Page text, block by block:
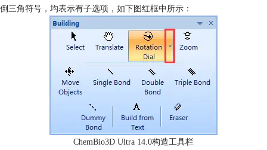
倒三角符号，均表示有子选项，如下图红框中所示：
ChemBio3D Ultra 14.0构造工具栏